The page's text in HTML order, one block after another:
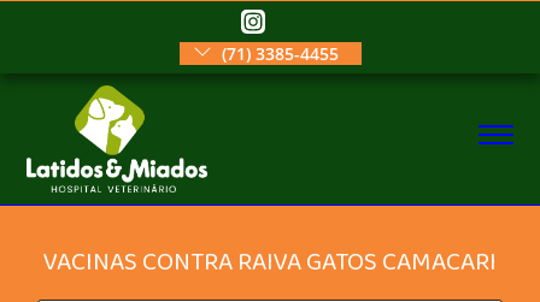
(71) 3385-4455
VACINAS CONTRA RAIVA GATOS CAMACARI